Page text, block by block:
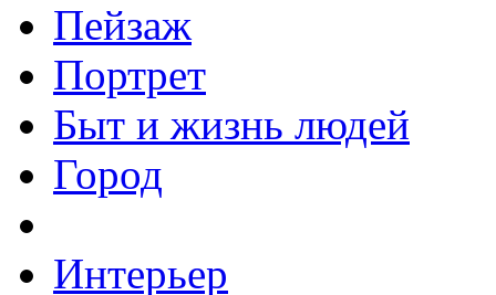
Пейзаж
Портрет
Быт и жизнь людей
Город
Интерьер